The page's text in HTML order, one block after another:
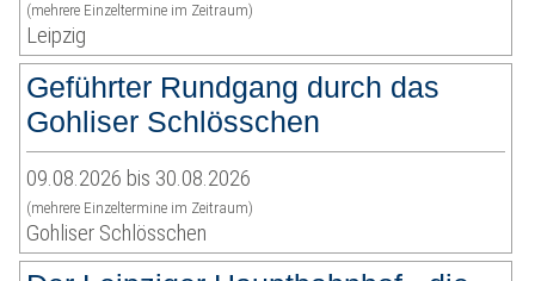
(mehrere Einzeltermine im Zeitraum)
Leipzig
Geführter Rundgang durch das
Gohliser Schlösschen
09.08.2026 bis 30.08.2026
(mehrere Einzeltermine im Zeitraum)
Gohliser Schlösschen